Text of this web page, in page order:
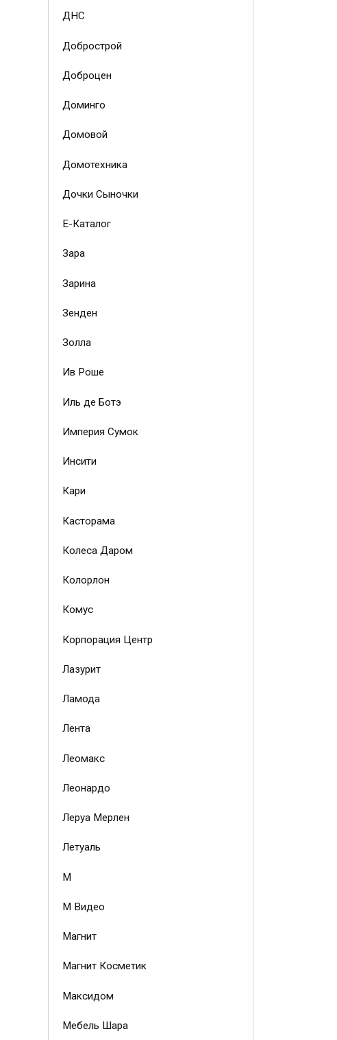
ДНС
Добрострой
Доброцен
Доминго
Домовой
Домотехника
Дочки Сыночки
Е-Каталог
Зара
Зарина
Зенден
Золла
Ив Роше
Иль де Ботэ
Империя Сумок
Инсити
Кари
Касторама
Колеса Даром
Колорлон
Комус
Корпорация Центр
Лазурит
Ламода
Лента
Леомакс
Леонардо
Леруа Мерлен
Летуаль
М
М Видео
Магнит
Магнит Косметик
Максидом
Мебель Шара